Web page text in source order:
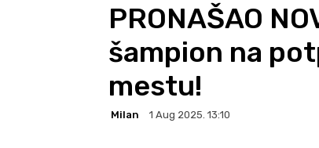
PRONAŠAO
šampion na
mestu!
Milan 1 Aug 2025. 13:10